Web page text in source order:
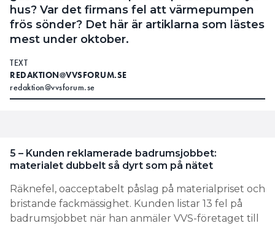
hus? Var det firmans fel att värmepumpen
frös sönder? Det här är artiklarna som lästes
mest under oktober.
TEXT
REDAKTION@VVSFORUM.SE
redaktion@vvsforum.se
5 – Kunden reklamerade badrumsjobbet:
materialet dubbelt så dyrt som på nätet
Räknefel, oacceptabelt påslag på materialpriset och
bristande fackmässighet. Kunden listar 13 fel på
badrumsjobbet när han anmäler VVS-företaget till